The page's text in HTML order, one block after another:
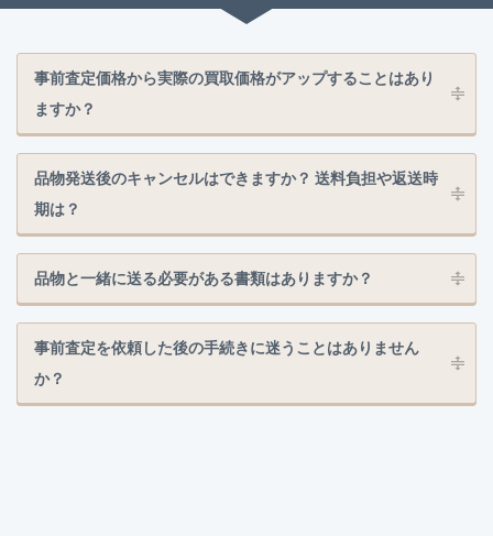
事前査定価格から実際の買取価格がアップすることはあり
ますか？
品物発送後のキャンセルはできますか？ 送料負担や返送時
期は？
品物と一緒に送る必要がある書類はありますか？
事前査定を依頼した後の手続きに迷うことはありません
か？